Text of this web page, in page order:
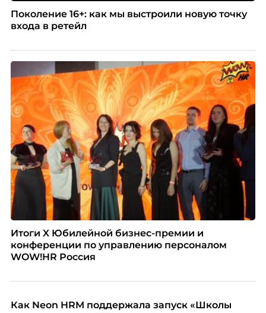
Поколение 16+: как мы выстроили новую точку
входа в ретейл
Итоги X Юбилейной бизнес-премии и
конференции по управлению персоналом
WOW!HR Россия
Как Neon HRM поддержала запуск «Школы